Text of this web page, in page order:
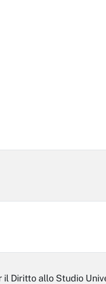
il Diritto allo Studio